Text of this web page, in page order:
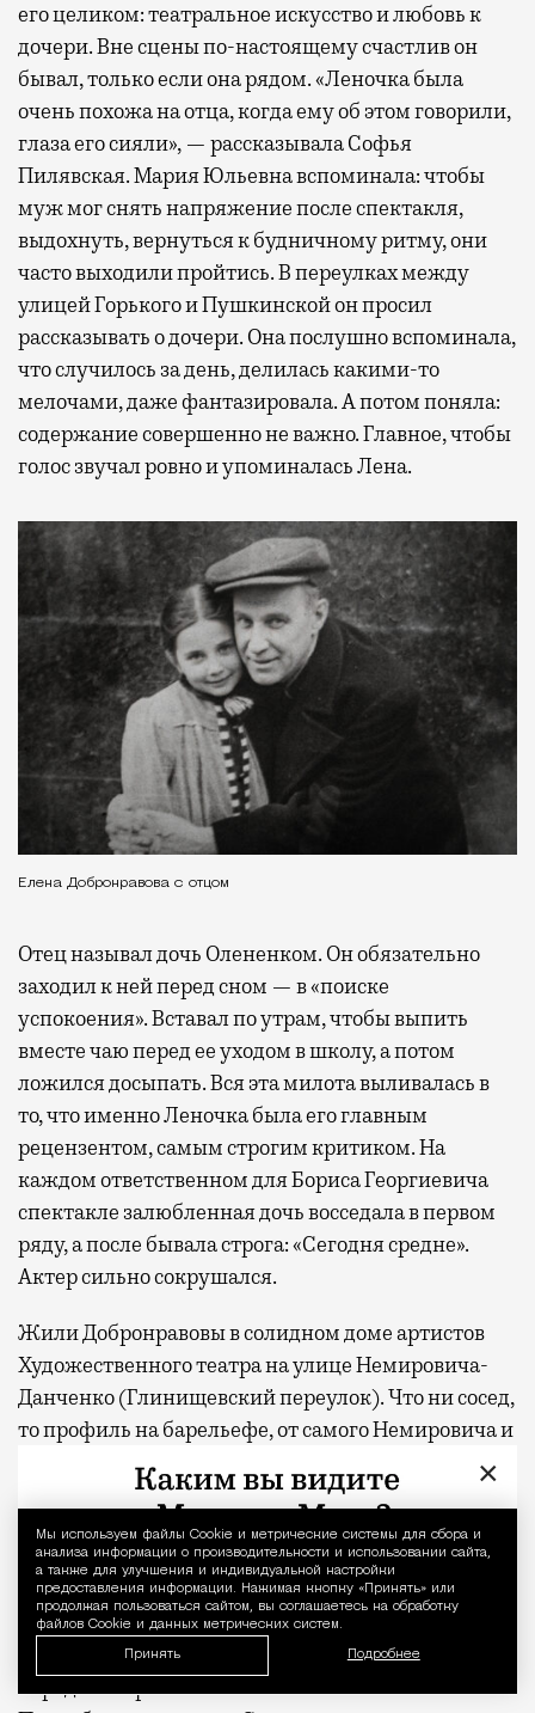
Уведомление
Мы используем файлы Сookie и метрические системы для сбора и
анализа информации о производительности и использовании сайта,
а также для улучшения и индивидуальной настройки
предоставления информации. Нажимая кнопку «Принять» или
продолжая пользоваться сайтом, вы соглашаетесь на обработку
файлов Cookie и данных метрических систем.
Принять Подробнее
его целиком: театральное искусство и любовь к
дочери. Вне сцены по-настоящему счастлив он
бывал, только если она рядом. «Леночка была
очень похожа на отца, когда ему об этом говорили,
глаза его сияли», — рассказывала Софья
Пилявская. Мария Юльевна вспоминала: чтобы
муж мог снять напряжение после спектакля,
выдохнуть, вернуться к будничному ритму, они
часто выходили пройтись. В переулках между
улицей Горького и Пушкинской он просил
рассказывать о дочери. Она послушно вспоминала,
что случилось за день, делилась какими-то
мелочами, даже фантазировала. А потом поняла:
содержание совершенно не важно. Главное, чтобы
голос звучал ровно и упоминалась Лена.
Елена Добронравова с отцом
Отец называл дочь Олененком. Он обязательно
заходил к ней перед сном — в «поиске
успокоения». Вставал по утрам, чтобы выпить
вместе чаю перед ее уходом в школу, а потом
ложился досыпать. Вся эта милота выливалась в
то, что именно Леночка была его главным
рецензентом, самым строгим критиком. На
каждом ответственном для Бориса Георгиевича
спектакле залюбленная дочь восседала в первом
ряду, а после бывала строга: «Сегодня средне».
Актер сильно сокрушался.
Жили Добронравовы в солидном доме артистов
Художественного театра на улице Немировича-
Данченко (Глинищевский переулок). Что ни сосед,
то профиль на барельефе, от самого Немировича и
Ольги Книппер-Чеховой до Ивана Москвина и его
жены Аллы Тарасовой. Борис Георгиевич,
впрочем, Тарасову не любил (он вообще мало кого
любил и не скрывал этого), зато боготворил ее
известную соперницу и тоже соседку Клавдию
Еланскую. Однако в некотором отношении
благодаря Тарасовой в 1937-м он получил звание
народного артиста СССР. После того как
×